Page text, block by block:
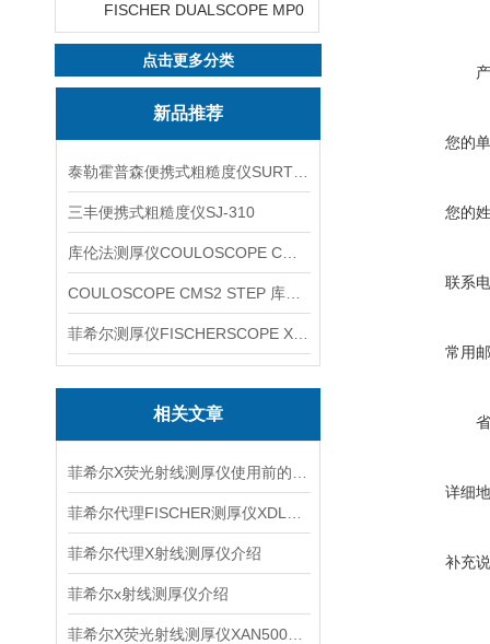
FISCHER DUALSCOPE MP0
点击更多分类
新品推荐
三丰便携式粗糙度仪SJ-310
相关文章
菲希尔代理X射线测厚仪介绍
菲希尔x射线测厚仪介绍
您的
您的
联系
常用
详细
补充